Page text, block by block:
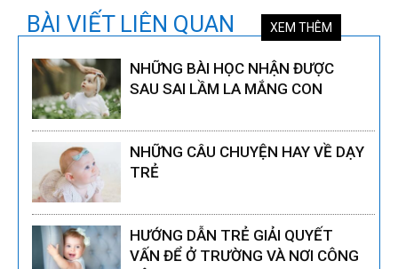
BÀI VIẾT LIÊN QUAN XEM THÊM
NHỮNG BÀI HỌC NHẬN ĐƯỢC
SAU SAI LẦM LA MẮNG CON
NHỮNG CÂU CHUYỆN HAY VỀ DẠY
TRẺ
HƯỚNG DẪN TRẺ GIẢI QUYẾT
VẤN ĐỂ Ở TRƯỜNG VÀ NƠI CÔNG